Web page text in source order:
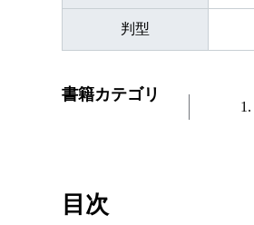
判型
書籍カテゴリ
目次